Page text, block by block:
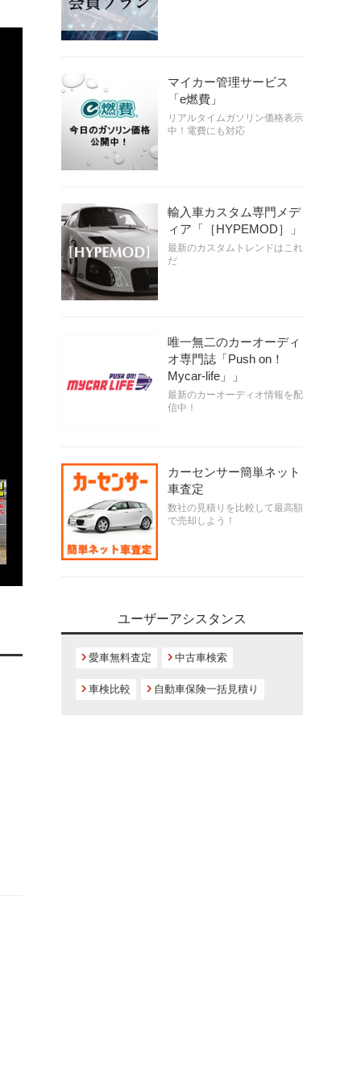
マイカー管理サービス
「e燃費」
リアルタイムガソリン価格表示
中！電費にも対応
輸入車カスタム専門メデ
ィア「［HYPEMOD］」
最新のカスタムトレンドはこれ
だ
唯一無二のカーオーディ
オ専門誌「Push on！
Mycar-life」」
最新のカーオーディオ情報を配
信中！
カーセンサー簡単ネット
車査定
数社の見積りを比較して最高額
で売却しよう！
ユーザーアシスタンス
愛車無料査定 中古車検索
車検比較 自動車保険一括見積り